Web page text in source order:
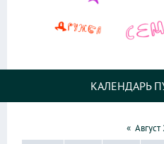
КАЛЕНДАРЬ
«